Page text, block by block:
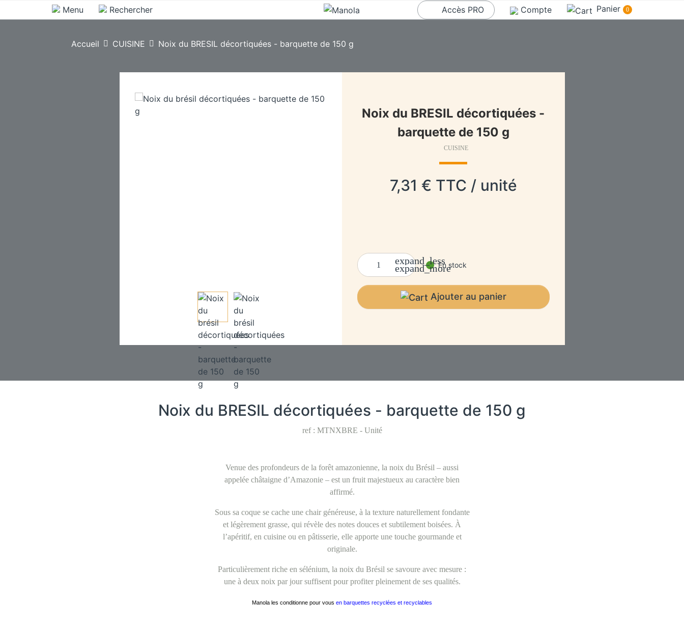
Menu Rechercher Accès PRO Compte Panier 0
Accueil CUISINE Noix du BRESIL décortiquées - barquette de 150 g
Noix du BRESIL décortiquées -
barquette de 150 g
CUISINE
7,31 € TTC / unité
expand_less
expand_moreEn stock
Ajouter au panier
Noix du BRESIL décortiquées - barquette de 150 g
ref : MTNXBRE - Unité
Venue des profondeurs de la forêt amazonienne, la noix du Brésil – aussi
appelée châtaigne d’Amazonie – est un fruit majestueux au caractère bien
affirmé.
Sous sa coque se cache une chair généreuse, à la texture naturellement fondante
et légèrement grasse, qui révèle des notes douces et subtilement boisées. À
l’apéritif, en cuisine ou en pâtisserie, elle apporte une touche gourmande et
originale.
Particulièrement riche en sélénium, la noix du Brésil se savoure avec mesure :
une à deux noix par jour suffisent pour profiter pleinement de ses qualités.
Manola les conditionne pour vous en barquettes recyclées et recyclables